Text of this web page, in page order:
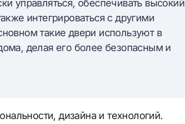
управляться, обеспечивать высокий
интегрироваться с другими
такие двери используют в
делая его более безопасным и
дизайна и технологий.